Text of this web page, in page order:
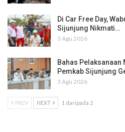
Di Car Free Day,
Sijunjung Nikmati…
3 Agu 2026
Bahas Pelaksanaan
Pemkab Sijunjung
3 Agu 2026
PREV NEXT 1 daripada 2